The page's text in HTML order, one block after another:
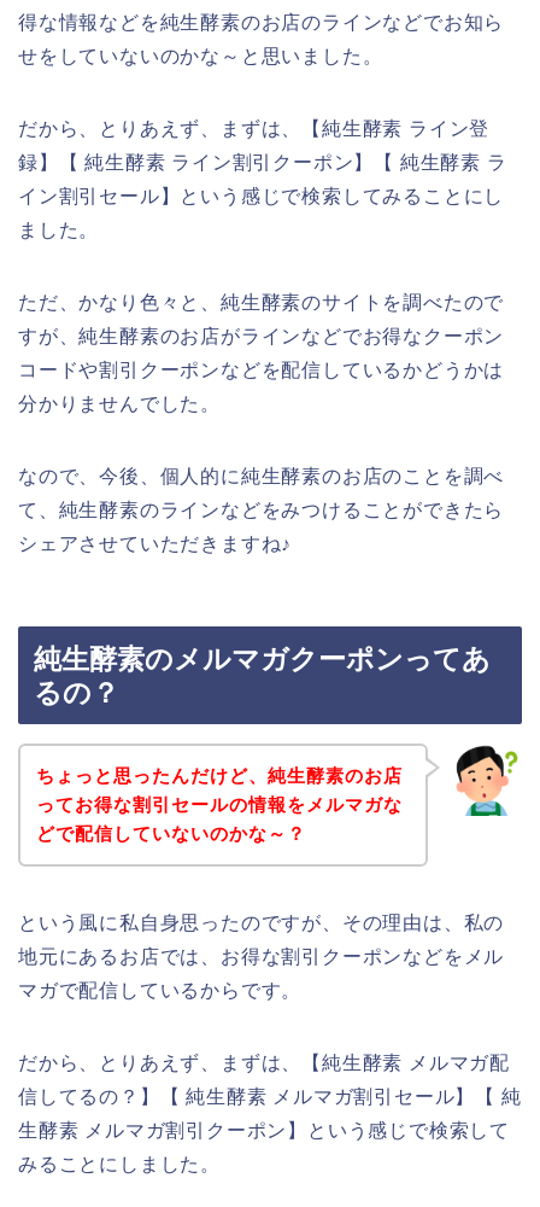
得な情報などを純生酵素のお店のラインなどでお知ら
せをしていないのかな～と思いました。
だから、とりあえず、まずは、【純生酵素 ライン登
録】【 純生酵素 ライン割引クーポン】【 純生酵素 ラ
イン割引セール】という感じで検索してみることにし
ました。
ただ、かなり色々と、純生酵素のサイトを調べたので
すが、純生酵素のお店がラインなどでお得なクーポン
コードや割引クーポンなどを配信しているかどうかは
分かりませんでした。
なので、今後、個人的に純生酵素のお店のことを調べ
て、純生酵素のラインなどをみつけることができたら
シェアさせていただきますね♪
純生酵素のメルマガクーポンってあ
るの？
ちょっと思ったんだけど、純生酵素のお店
ってお得な割引セールの情報をメルマガな
どで配信していないのかな～？
という風に私自身思ったのですが、その理由は、私の
地元にあるお店では、お得な割引クーポンなどをメル
マガで配信しているからです。
だから、とりあえず、まずは、【純生酵素 メルマガ配
信してるの？】【 純生酵素 メルマガ割引セール】【 純
生酵素 メルマガ割引クーポン】という感じで検索して
みることにしました。